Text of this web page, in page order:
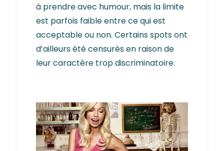
à prendre avec humour, mais la limite
est parfois faible entre ce qui est
acceptable ou non. Certains spots ont
d’ailleurs été censurés en raison de
leur caractère trop discriminatoire.